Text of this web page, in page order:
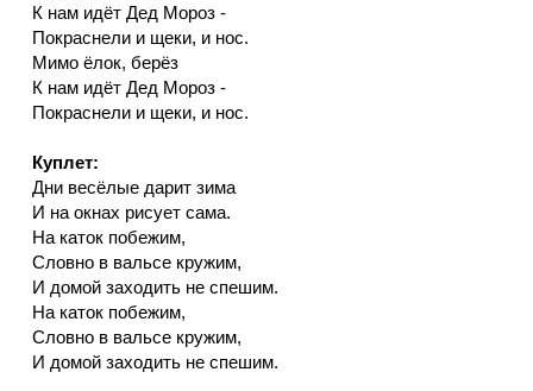
К нам идёт Дед Мороз -
Покраснели и щеки, и нос.
Мимо ёлок, берёз
К нам идёт Дед Мороз -
Покраснели и щеки, и нос.
Куплет:
Дни весёлые дарит зима
И на окнах рисует сама.
На каток побежим,
Словно в вальсе кружим,
И домой заходить не спешим.
На каток побежим,
Словно в вальсе кружим,
И домой заходить не спешим.